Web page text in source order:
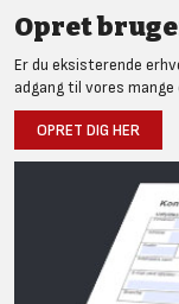
Opret
Er du eksisterende
adgang til vores
OPRET DIG HER